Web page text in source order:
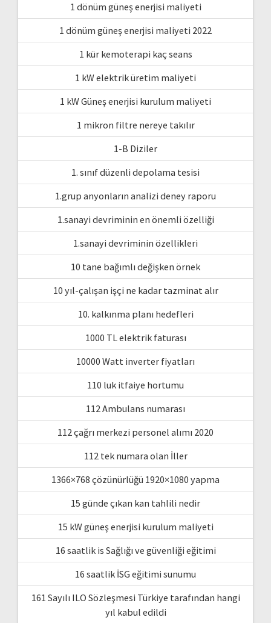
1 dönüm güneş enerjisi maliyeti
1 dönüm güneş enerjisi maliyeti 2022
1 kür kemoterapi kaç seans
1 kW elektrik üretim maliyeti
1 kW Güneş enerjisi kurulum maliyeti
1 mikron filtre nereye takılır
1-B Diziler
1. sınıf düzenli depolama tesisi
1.grup anyonların analizi deney raporu
1.sanayi devriminin en önemli özelliği
1.sanayi devriminin özellikleri
10 tane bağımlı değişken örnek
10 yıl-çalışan işçi ne kadar tazminat alır
10. kalkınma planı hedefleri
1000 TL elektrik faturası
10000 Watt inverter fiyatları
110 luk itfaiye hortumu
112 Ambulans numarası
112 çağrı merkezi personel alımı 2020
112 tek numara olan İller
1366×768 çözünürlüğü 1920×1080 yapma
15 günde çıkan kan tahlili nedir
15 kW güneş enerjisi kurulum maliyeti
16 saatlik is Sağlığı ve güvenliği eğitimi
16 saatlik İSG eğitimi sunumu
161 Sayılı ILO Sözleşmesi Türkiye tarafından hangi
yıl kabul edildi